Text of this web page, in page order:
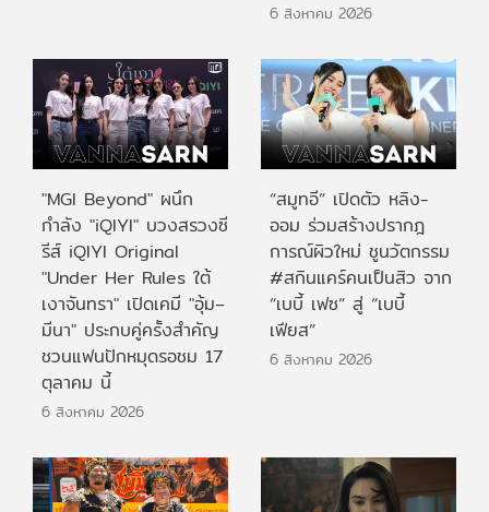
6 สิงหาคม 2026
"MGI Beyond" ผนึก
กำลัง "iQIYI" บวงสรวงซี
รีส์ iQIYI Original
"Under Her Rules ใต้
เงาจันทรา" เปิดเคมี "อุ้ม–
มีนา" ประกบคู่ครั้งสำคัญ
ชวนแฟนปักหมุดรอชม 17
ตุลาคม นี้
6 สิงหาคม 2026
“สมูทอี” เปิดตัว หลิง-
ออม ร่วมสร้างปรากฎ
การณ์ผิวใหม่ ชูนวัตกรรม
#สกินแคร์คนเป็นสิว จาก
“เบบี้ เฟซ” สู่ “เบบี้
เฟียส”
6 สิงหาคม 2026